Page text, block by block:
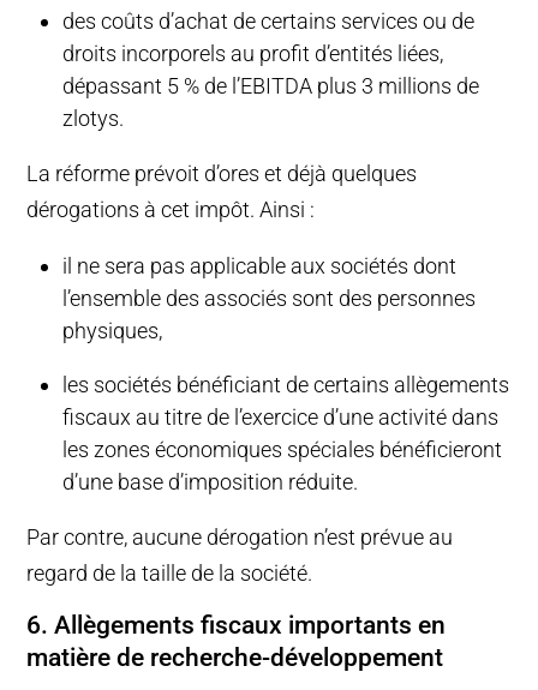
des coûts d’achat de certains services ou de
droits incorporels au profit d’entités liées,
dépassant 5 % de l’EBITDA plus 3 millions de
zlotys.
La réforme prévoit d’ores et déjà quelques
dérogations à cet impôt. Ainsi :
il ne sera pas applicable aux sociétés dont
l’ensemble des associés sont des personnes
physiques,
les sociétés bénéficiant de certains allègements
fiscaux au titre de l’exercice d’une activité dans
les zones économiques spéciales bénéficieront
d’une base d’imposition réduite.
Par contre, aucune dérogation n’est prévue au
regard de la taille de la société.
6. Allègements fiscaux importants en
matière de recherche-développement